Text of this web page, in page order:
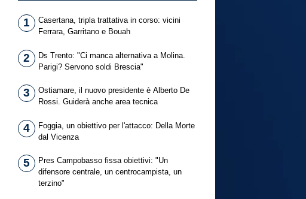
1
Casertana, tripla trattativa in corso: vicini
Ferrara, Garritano e Bouah
2
Ds Trento: "Ci manca alternativa a Molina.
Parigi? Servono soldi Brescia"
3
Ostiamare, il nuovo presidente è Alberto De
Rossi. Guiderà anche area tecnica
4
Foggia, un obiettivo per l'attacco: Della Morte
dal Vicenza
5
Pres Campobasso fissa obiettivi: "Un
difensore centrale, un centrocampista, un
terzino"